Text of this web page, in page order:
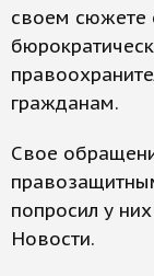
своем сюжете
гражданам.
Свое
попросил у
Новости.